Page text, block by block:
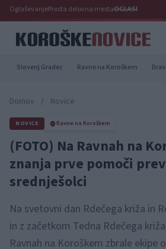
OglaševanjeProsta delovna mestaOGLASI
Slovenj Gradec Ravne na Koroškem
Domov / Novice
NOVICE Ravne na Koroškem
(FOTO) Na Ravnah na
znanja prve pomoči
srednješolci
Na svetovni dan Rdečega križa in
in z začetkom Tedna Rdečega
Ravnah na Koroškem zbrale ekipe